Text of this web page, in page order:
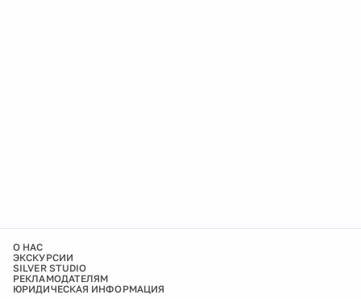
О НАС
ЭКСКУРСИИ
SILVER STUDIO
РЕКЛАМОДАТЕЛЯМ
ЮРИДИЧЕСКАЯ ИНФОРМАЦИЯ